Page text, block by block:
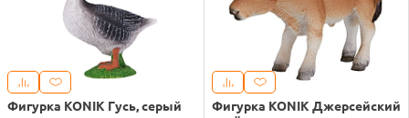
Фигурка KONIK Гусь, серый
Фигурка KONIK Джерсейский